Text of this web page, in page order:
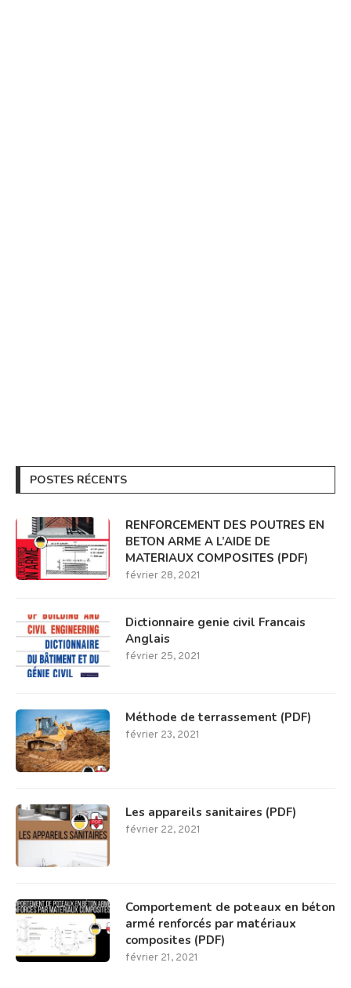
POSTES RÉCENTS
RENFORCEMENT DES POUTRES EN
BETON ARME A L’AIDE DE
MATERIAUX COMPOSITES (PDF)
février 28, 2021
Dictionnaire genie civil Francais
Anglais
février 25, 2021
Méthode de terrassement (PDF)
février 23, 2021
Les appareils sanitaires (PDF)
février 22, 2021
Comportement de poteaux en béton
armé renforcés par matériaux
composites (PDF)
février 21, 2021